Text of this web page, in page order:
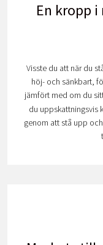
En kropp i
Visste du att när du
höj- och sänkbart,
jämfört med om du
du uppskattningsvis
genom att stå upp